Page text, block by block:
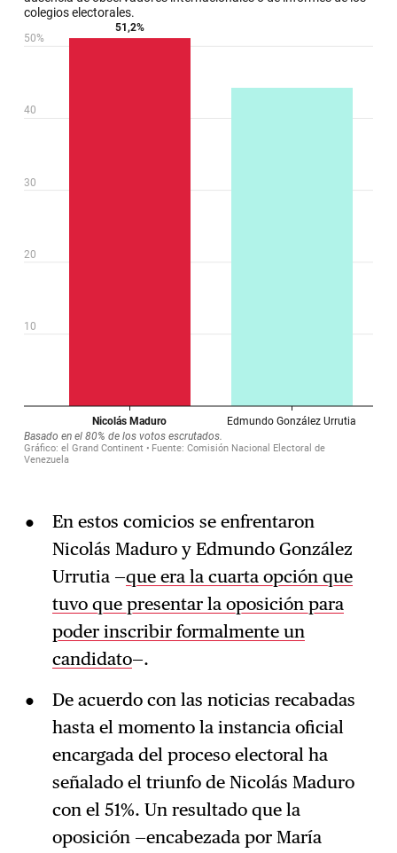
En estos comicios se enfrentaron
Nicolás Maduro y Edmundo González
Urrutia —que era la cuarta opción que
tuvo que presentar la oposición para
poder inscribir formalmente un
candidato—.
De acuerdo con las noticias recabadas
hasta el momento la instancia oficial
encargada del proceso electoral ha
señalado el triunfo de Nicolás Maduro
con el 51%. Un resultado que la
oposición —encabezada por María